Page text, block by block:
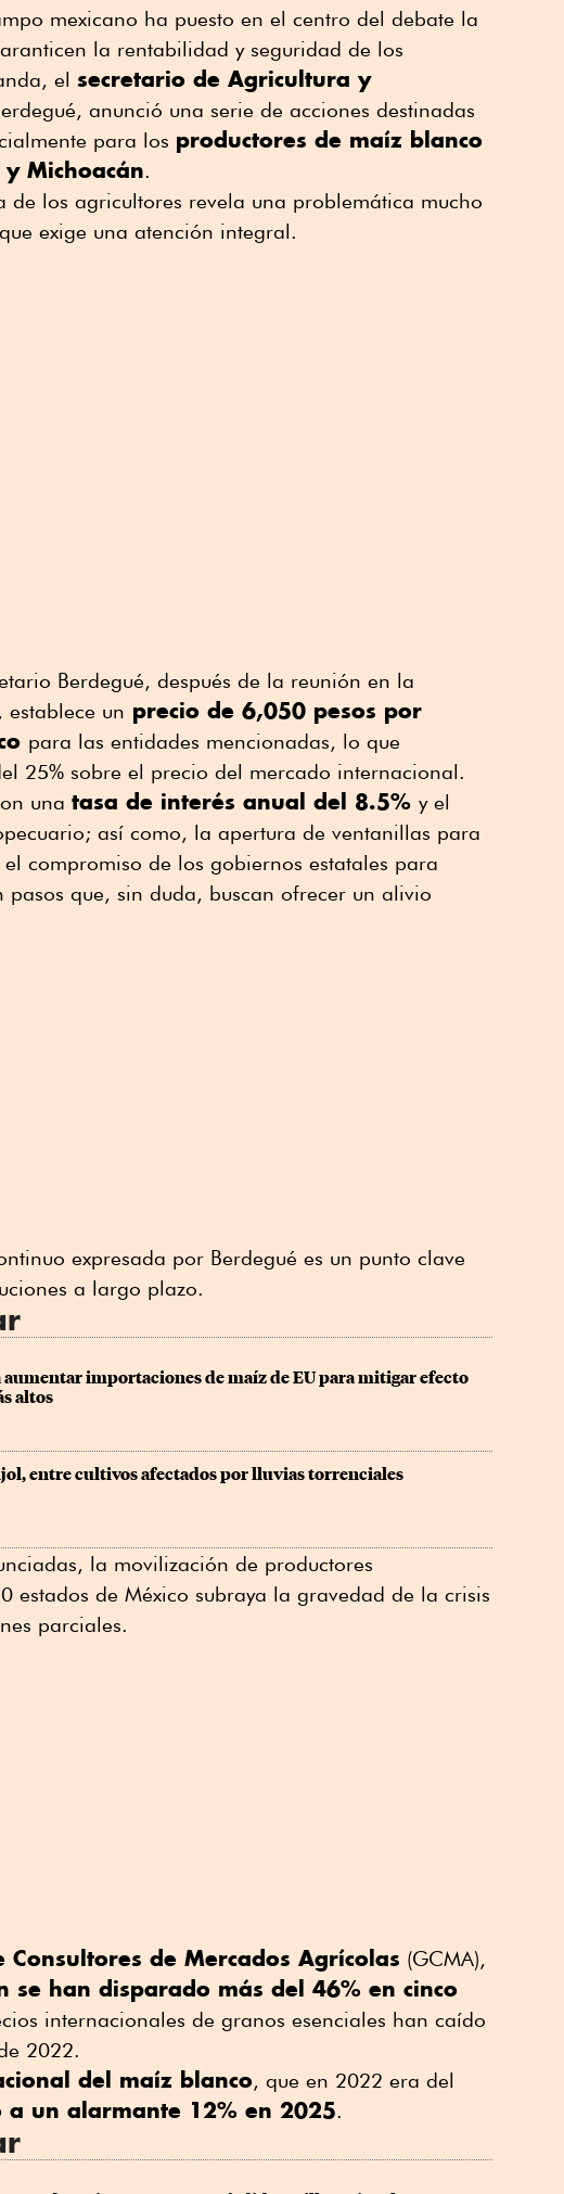
mexicano ha puesto en el centro del debate la
la rentabilidad y seguridad de los
el secretario de Agricultura y
anunció una serie de acciones destinadas
para los productores de maíz blanco
Michoacán.
de los agricultores revela una problemática mucho
exige una atención integral.
Berdegué, después de la reunión en la
un precio de 6,050 pesos por
para las entidades mencionadas, lo que
25% sobre el precio del mercado internacional.
una tasa de interés anual del 8.5% y el
así como, la apertura de ventanillas para
compromiso de los gobiernos estatales para
pasos que, sin duda, buscan ofrecer un alivio
expresada por Berdegué es un punto clave
a largo plazo.
aumentar importaciones de maíz de EU para mitigar efecto
altos
entre cultivos afectados por lluvias torrenciales
la movilización de productores
estados de México subraya la gravedad de la crisis
parciales.
Consultores de Mercados Agrícolas (GCMA),
se han disparado más del 46% en cinco
internacionales de granos esenciales han caído
2022.
del maíz blanco, que en 2022 era del
a un alarmante 12% en 2025.